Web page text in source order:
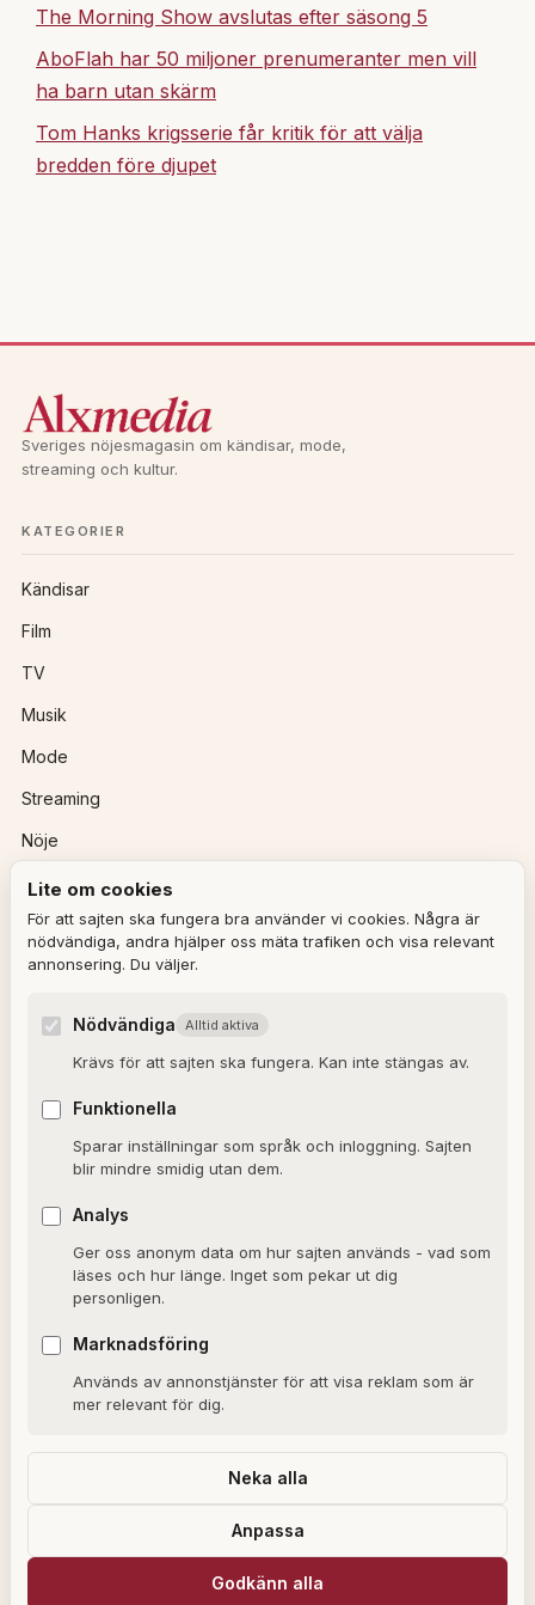
The Morning Show avslutas efter säsong 5
AboFlah har 50 miljoner prenumeranter men vill
ha barn utan skärm
Tom Hanks krigsserie får kritik för att välja
bredden före djupet
Sveriges nöjesmagasin om kändisar, mode,
streaming och kultur.
KATEGORIER
Kändisar
Film
TV
Musik
Mode
Streaming
Nöje
Ulla Granqvist
Om Alxmedia
Kontakta oss
Nyhetsbrev
Allmänna villkor
Alxmedia kan få provision för köp som görs via länkar på vår webbplats,
som en del av våra affiliatepartnerskap med utvalda återförsäljare.
Lite om cookies
För att sajten ska fungera bra använder vi cookies. Några är
nödvändiga, andra hjälper oss mäta trafiken och visa relevant
annonsering. Du väljer.
Nödvändiga Alltid aktiva
Krävs för att sajten ska fungera. Kan inte stängas av.
Funktionella
Sparar inställningar som språk och inloggning. Sajten
blir mindre smidig utan dem.
Analys
Ger oss anonym data om hur sajten används - vad som
läses och hur länge. Inget som pekar ut dig
personligen.
Marknadsföring
Används av annonstjänster för att visa reklam som är
mer relevant för dig.
Neka alla
Anpassa
Godkänn alla